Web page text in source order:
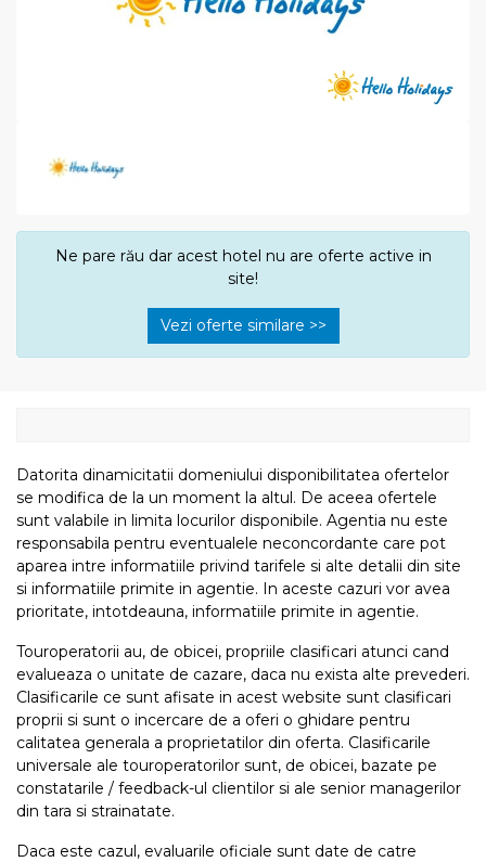
Ne pare rău dar acest hotel nu are oferte active in
site!
Vezi oferte similare >>
Datorita dinamicitatii domeniului disponibilitatea ofertelor
se modifica de la un moment la altul. De aceea ofertele
sunt valabile in limita locurilor disponibile. Agentia nu este
responsabila pentru eventualele neconcordante care pot
aparea intre informatiile privind tarifele si alte detalii din site
si informatiile primite in agentie. In aceste cazuri vor avea
prioritate, intotdeauna, informatiile primite in agentie.
Touroperatorii au, de obicei, propriile clasificari atunci cand
evalueaza o unitate de cazare, daca nu exista alte prevederi.
Clasificarile ce sunt afisate in acest website sunt clasificari
proprii si sunt o incercare de a oferi o ghidare pentru
calitatea generala a proprietatilor din oferta. Clasificarile
universale ale touroperatorilor sunt, de obicei, bazate pe
constatarile / feedback-ul clientilor si ale senior managerilor
din tara si strainatate.
Daca este cazul, evaluarile oficiale sunt date de catre